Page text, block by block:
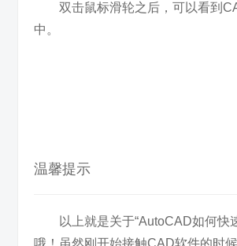
双击鼠标滑轮之后，可以看到
中。
温馨提示
以上就是关于“AutoCAD如何
哦！虽然刚开始接触CAD软件的时